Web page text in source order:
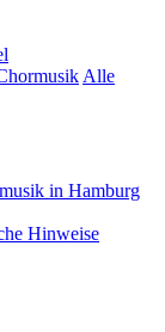
Alle
in Hamburg
Hinweise